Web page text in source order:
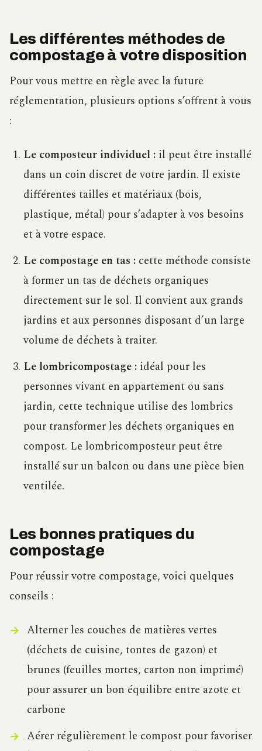
Les différentes méthodes de
compostage à votre disposition
Pour vous mettre en règle avec la future
réglementation, plusieurs options s’offrent à vous
:
Le composteur individuel : il peut être installé
dans un coin discret de votre jardin. Il existe
différentes tailles et matériaux (bois,
plastique, métal) pour s’adapter à vos besoins
et à votre espace.
Le compostage en tas : cette méthode consiste
à former un tas de déchets organiques
directement sur le sol. Il convient aux grands
jardins et aux personnes disposant d’un large
volume de déchets à traiter.
Le lombricompostage : idéal pour les
personnes vivant en appartement ou sans
jardin, cette technique utilise des lombrics
pour transformer les déchets organiques en
compost. Le lombricomposteur peut être
installé sur un balcon ou dans une pièce bien
ventilée.
Les bonnes pratiques du
compostage
Pour réussir votre compostage, voici quelques
conseils :
Alterner les couches de matières vertes
(déchets de cuisine, tontes de gazon) et
brunes (feuilles mortes, carton non imprimé)
pour assurer un bon équilibre entre azote et
carbone
Aérer régulièrement le compost pour favoriser